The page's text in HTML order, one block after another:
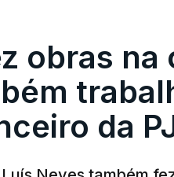
obras na
da